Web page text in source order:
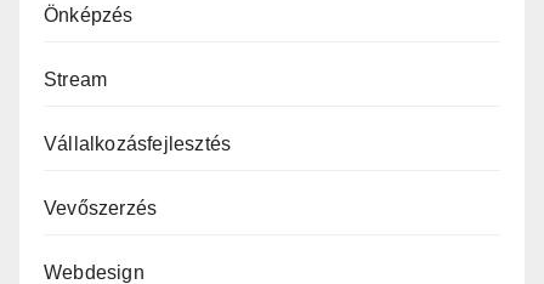
Önképzés
Stream
Vállalkozásfejlesztés
Vevőszerzés
Webdesign